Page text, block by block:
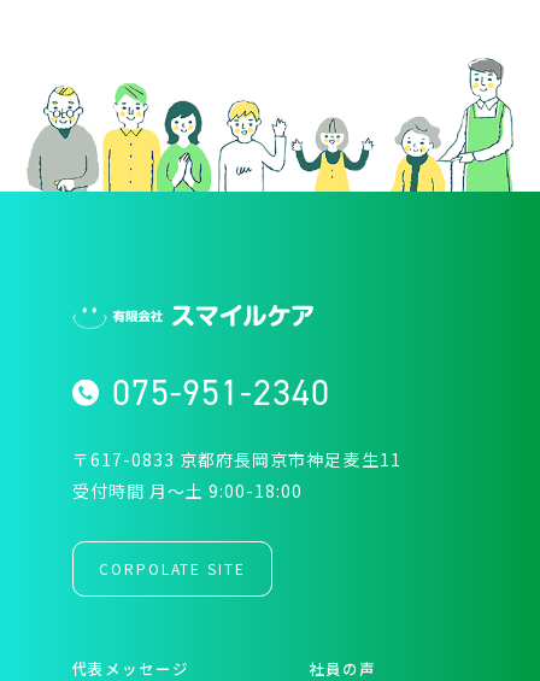
075-951-2340
〒617-0833 京都府長岡京市神足麦生11
受付時間 月〜土 9:00-18:00
CORPOLATE SITE
代表メッセージ 社員の声